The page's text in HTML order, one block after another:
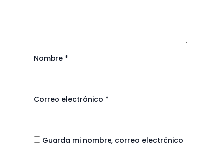
Nombre *
Correo electrónico *
Guarda mi nombre, correo electrónico